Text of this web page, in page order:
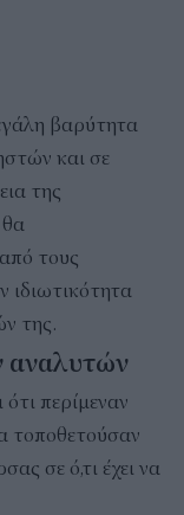
βαρύτητα
και σε
της
θα
τους
ιδιωτικότητα
της.
αναλυτών
περίμεναν
τοποθετούσαν
σε ό,τι έχει να